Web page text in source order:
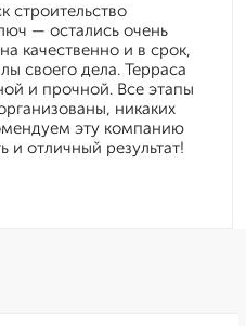
строительство
— остались очень
качественно и в срок,
своего дела. Терраса
и прочной. Все этапы
никаких
эту компанию
и отличный результат!